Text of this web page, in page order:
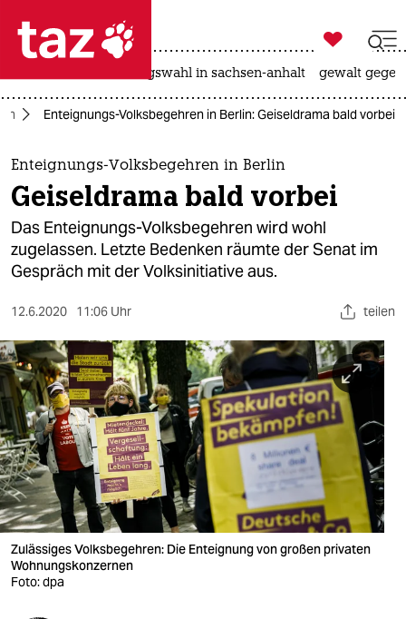
 taz zahl ich
taz zahl ich
themen
politik
öko
gesellschaft
sport
berlin
nord
wahrheit
verlag
verlag

taz zahl ich
landtagswahl in sachsen-anhalt gewalt
Enteignungs-Volksbegehren in Berlin: Geiseldrama bald vorbei
Enteignungs-Volksbegehren in Berlin
Geiseldrama bald vorbei
Das Enteignungs-Volksbegehren wird wohl
zugelassen. Letzte Bedenken räumte der Senat im
Gespräch mit der Volksinitiative aus.
12.6.2020 11:06 Uhr teilen
Zulässiges Volksbegehren: Die Enteignung von großen privaten
Wohnungskonzernen
Foto: dpa